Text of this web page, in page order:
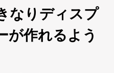
なりディスプ
が作れるよう